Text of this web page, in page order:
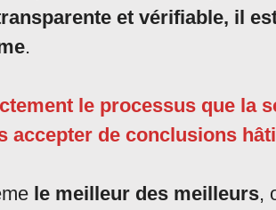
et vérifiable, il
.
le processus que la
accepter de conclusions
le meilleur des meilleurs,